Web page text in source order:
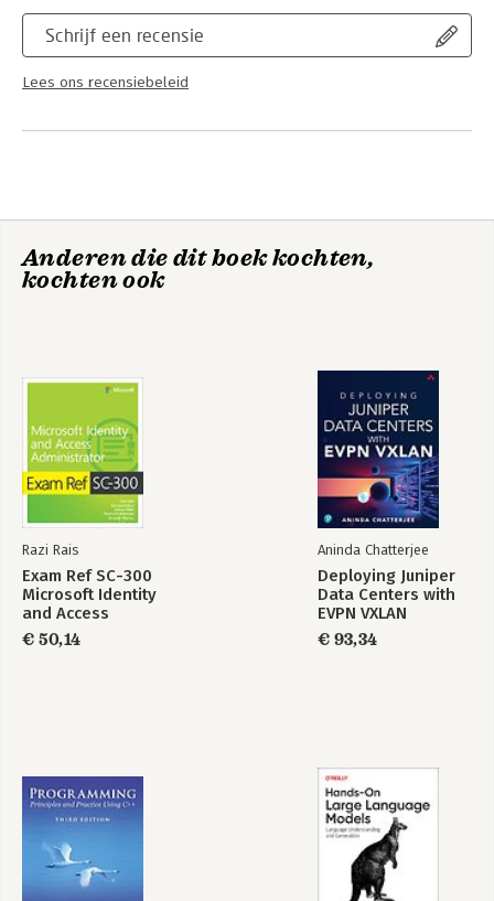
Schrijf een recensie
Lees ons recensiebeleid
Anderen die dit boek kochten,
kochten ook
Razi Rais
Exam Ref SC-300
Microsoft Identity
and Access
Administrator
€ 50,14
Aninda Chatterjee
Deploying Juniper
Data Centers with
EVPN VXLAN
€ 93,34